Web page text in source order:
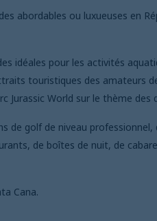
abordables ou luxueuses en
idéales pour les activités
touristiques des amateurs
Jurassic World sur le thème des
de golf de niveau professionnel,
de boîtes de nuit, de
Cana.